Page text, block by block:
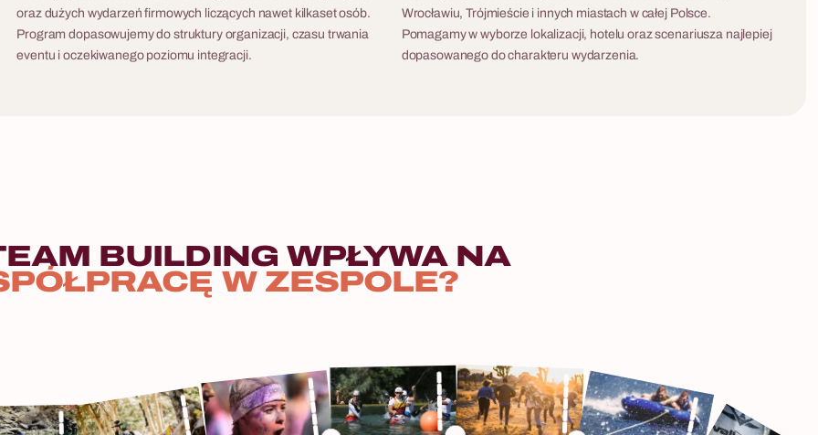
oraz dużych wydarzeń firmowych liczących nawet kilkaset osób.
Program dopasowujemy do struktury organizacji, czasu trwania
eventu i oczekiwanego poziomu integracji.
Wrocławiu, Trójmieście i innych miastach w całej Polsce.
Pomagamy w wyborze lokalizacji, hotelu oraz scenariusza najlepiej
dopasowanego do charakteru wydarzenia.
BUILDING WPŁYWA NA
W ZESPOLE?